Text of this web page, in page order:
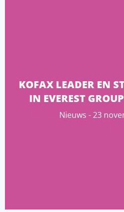
KOFAX LEADER EN
IN EVEREST
Nieuws - 23